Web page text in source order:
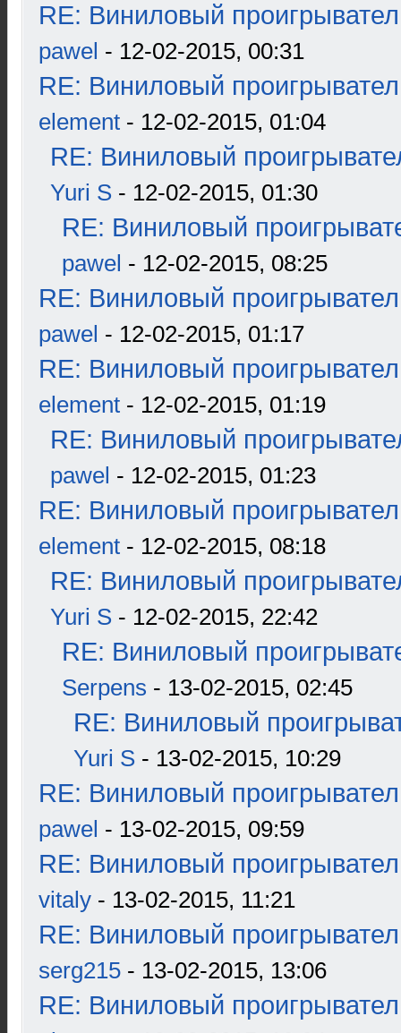
RE: Виниловый
pawel - 12-02-2015, 00:31
RE: Виниловый
element - 12-02-2015, 01:04
RE: Виниловый
Yuri S - 12-02-2015, 01:30
RE: Виниловый
pawel - 12-02-2015, 08:25
RE: Виниловый
pawel - 12-02-2015, 01:17
RE: Виниловый
element - 12-02-2015, 01:19
RE: Виниловый
pawel - 12-02-2015, 01:23
RE: Виниловый
element - 12-02-2015, 08:18
RE: Виниловый
Yuri S - 12-02-2015, 22:42
RE: Виниловый
Serpens - 13-02-2015, 02:45
RE: Виниловый
Yuri S - 13-02-2015, 10:29
RE: Виниловый
pawel - 13-02-2015, 09:59
RE: Виниловый
vitaly - 13-02-2015, 11:21
RE: Виниловый
serg215 - 13-02-2015, 13:06
RE: Виниловый